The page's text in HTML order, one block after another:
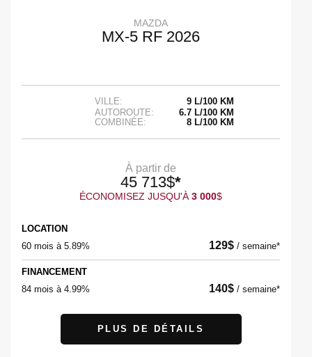
MAZDA
MX-5 RF 2026
VILLE:
9 L/100 KM
AUTOROUTE:
6.7 L/100 KM
COMBINÉE:
8 L/100 KM
À partir de
45 713$*
ÉCONOMISEZ JUSQU'À 3 000$
LOCATION
60 mois à 5.89%
129$ / semaine*
FINANCEMENT
84 mois à 4.99%
140$ / semaine*
PLUS DE DÉTAILS